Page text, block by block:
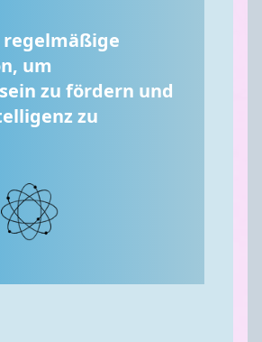
regelmäßige
um
zu fördern und
zu